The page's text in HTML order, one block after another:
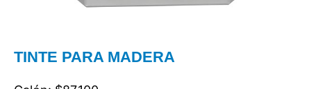
TINTE PARA MADERA